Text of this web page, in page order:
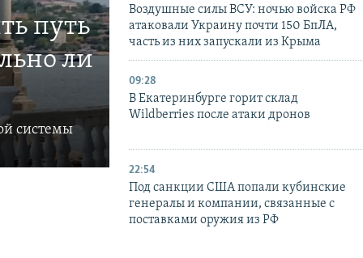
путь
ли
системы
Воздушные силы ВСУ: ночью войска РФ
атаковали Украину почти 150 БпЛА,
часть из них запускали из Крыма
09:28
В Екатеринбурге горит склад
Wildberries после атаки дронов
22:54
Под санкции США попали кубинские
генералы и компании, связанные с
поставками оружия из РФ